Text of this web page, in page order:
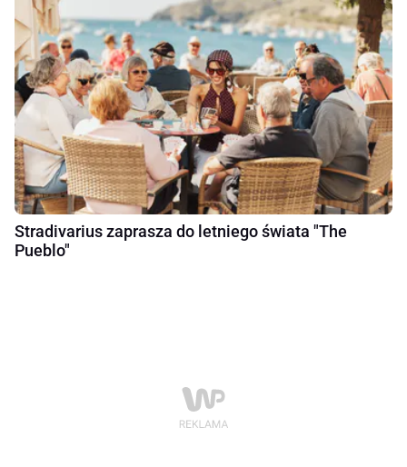
Stradivarius zaprasza do letniego świata "The
Pueblo"